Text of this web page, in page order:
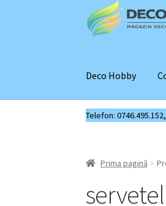
Sari
la
navigare
Sari
la
conținut
Deco Hobby
Telefon:
Prima pagină